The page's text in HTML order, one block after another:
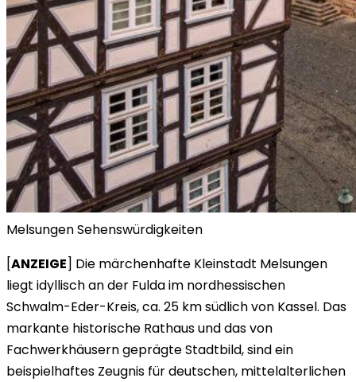
Melsungen Sehenswürdigkeiten
[ANZEIGE] Die märchenhafte Kleinstadt Melsungen
liegt idyllisch an der Fulda im nordhessischen
Schwalm-Eder-Kreis, ca. 25 km südlich von Kassel. Das
markante historische Rathaus und das von
Fachwerkhäusern geprägte Stadtbild, sind ein
beispielhaftes Zeugnis für deutschen, mittelalterlichen